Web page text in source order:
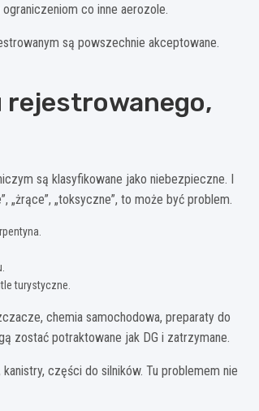
co inne aerozole.
są powszechnie akceptowane.
rejestrowanego,
są klasyfikowane jako niebezpieczne. I
„żrące”, „toksyczne”, to może być problem.
turystyczne.
chemia samochodowa, preparaty do
zostać potraktowane jak DG i zatrzymane.
części do silników. Tu problemem nie